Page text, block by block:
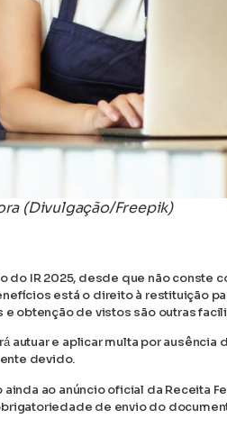
(Divulgação/Freepik)
IR 2025, desde que não conste
está o direito à restituição
obtenção de vistos são outras
e aplicar multa por ausência
devido.
ao anúncio oficial da Receita
de envio do